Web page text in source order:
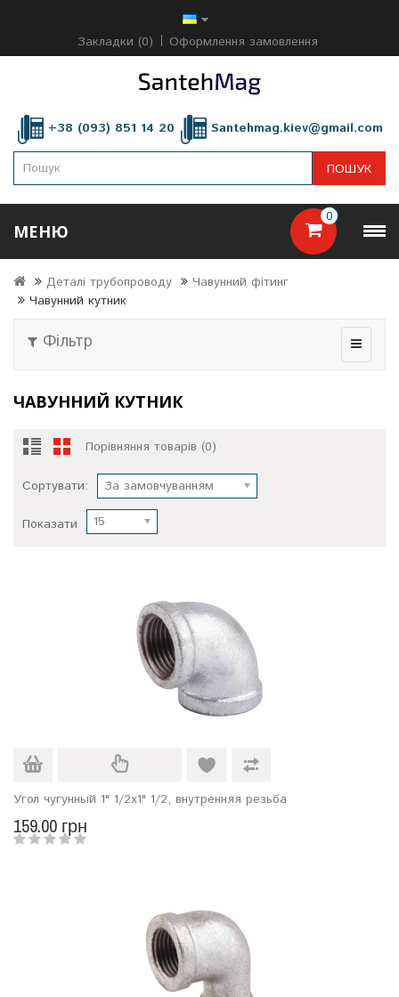
Закладки (0) Оформлення замовлення
+38 (093) 851 14 20 Santehmag.kiev@gmail.com
0
ПОШУК
МЕНЮ
Деталі трубопроводу
Чавунний фітинг
Чавунний кутник
Фільтр
ЧАВУННИЙ КУТНИК
Порівняння товарів (0)
Сортувати: За замовчуванням
Показати 15
Угол чугунный 1" 1/2х1" 1/2, внутренняя резьба
159.00 грн